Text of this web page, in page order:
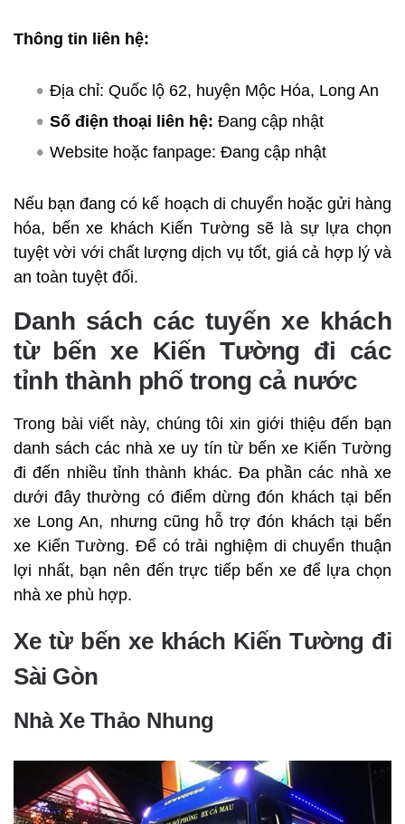
Thông tin liên hệ:
Địa chỉ: Quốc lộ 62, huyện Mộc Hóa, Long An
Số điện thoại liên hệ: Đang cập nhật
Website hoặc fanpage: Đang cập nhật
Nếu bạn đang có kế hoạch di chuyển hoặc gửi hàng
hóa, bến xe khách Kiến Tường sẽ là sự lựa chọn
tuyệt vời với chất lượng dịch vụ tốt, giá cả hợp lý và
an toàn tuyệt đối.
Danh sách các tuyến xe khách
từ bến xe Kiến Tường đi các
tỉnh thành phố trong cả nước
Trong bài viết này, chúng tôi xin giới thiệu đến bạn
danh sách các nhà xe uy tín từ bến xe Kiến Tường
đi đến nhiều tỉnh thành khác. Đa phần các nhà xe
dưới đây thường có điểm dừng đón khách tại bến
xe Long An, nhưng cũng hỗ trợ đón khách tại bến
xe Kiến Tường. Để có trải nghiệm di chuyển thuận
lợi nhất, bạn nên đến trực tiếp bến xe để lựa chọn
nhà xe phù hợp.
Xe từ bến xe khách Kiến Tường đi
Sài Gòn
Nhà Xe Thảo Nhung